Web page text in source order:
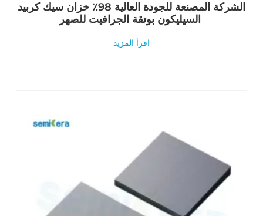
الشركة المصنعة للجودة العالية 98٪ خزان سيك كربيد
اقرأ المزيد